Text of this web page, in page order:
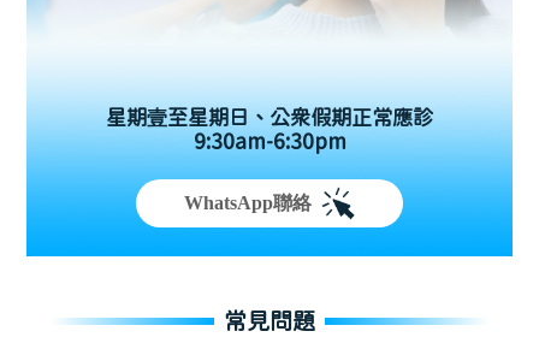
星期壹至星期日、公眾假期正常應診
9:30am-6:30pm
WhatsApp聯絡
常見問題